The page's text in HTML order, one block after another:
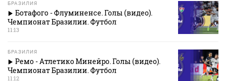
БРАЗИЛИЯ
Ботафого - Флуминенсе. Голы (видео).
Чемпионат Бразилии. Футбол
11:13
БРАЗИЛИЯ
Ремо - Атлетико Минейро. Голы (видео).
Чемпионат Бразилии. Футбол
11:12